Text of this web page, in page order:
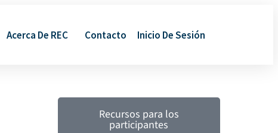
Acerca De REC Contacto Inicio De Sesión
Recursos para los
participantes